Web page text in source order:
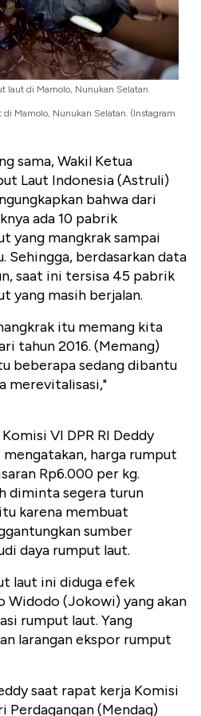
laut di Mamolo, Nunukan Selatan.
Mamolo, Nunukan Selatan. (Instagram
sama, Wakil Ketua
Laut Indonesia (Astruli)
bahwa dari
ada 10 pabrik
yang mangkrak sampai
Sehingga, berdasarkan data
saat ini tersisa 45 pabrik
yang masih berjalan.
itu memang kita
tahun 2016. (Memang)
beberapa sedang dibantu
merevitalisasi,"
VI DPR RI Deddy
harga rumput
Rp6.000 per kg.
diminta segera turun
karena membuat
sumber
daya rumput laut.
laut ini diduga efek
Widodo (Jokowi) yang akan
rumput laut. Yang
larangan ekspor rumput
saat rapat kerja Komisi
Perdagangan (Mendag)